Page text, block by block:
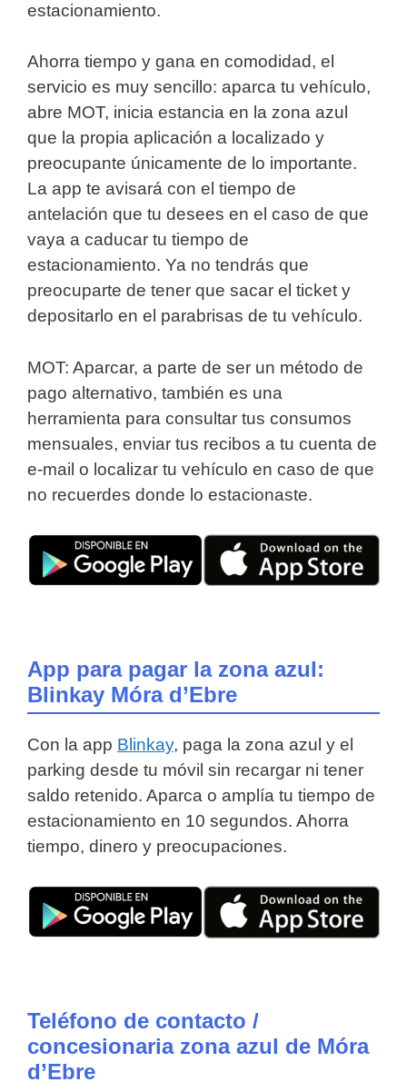
estacionamiento.
Ahorra tiempo y gana en comodidad, el
servicio es muy sencillo: aparca tu vehículo,
abre MOT, inicia estancia en la zona azul
que la propia aplicación a localizado y
preocupante únicamente de lo importante.
La app te avisará con el tiempo de
antelación que tu desees en el caso de que
vaya a caducar tu tiempo de
estacionamiento. Ya no tendrás que
preocuparte de tener que sacar el ticket y
depositarlo en el parabrisas de tu vehículo.
MOT: Aparcar, a parte de ser un método de
pago alternativo, también es una
herramienta para consultar tus consumos
mensuales, enviar tus recibos a tu cuenta de
e-mail o localizar tu vehículo en caso de que
no recuerdes donde lo estacionaste.
App para pagar la zona azul:
Blinkay Móra d’Ebre
Con la app Blinkay, paga la zona azul y el
parking desde tu móvil sin recargar ni tener
saldo retenido. Aparca o amplía tu tiempo de
estacionamiento en 10 segundos. Ahorra
tiempo, dinero y preocupaciones.
Teléfono de contacto /
concesionaria zona azul de Móra
d’Ebre